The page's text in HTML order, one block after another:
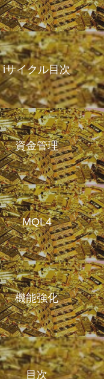
iサイクル目次
資金管理
MQL4
機能強化
目次